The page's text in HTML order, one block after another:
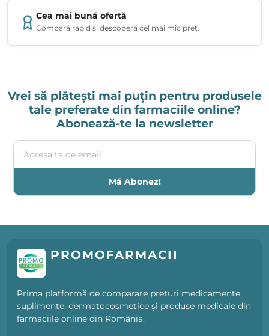
Cea mai bună ofertă
Compară rapid și descoperă cel mai mic preț.
Vrei să plătești mai puțin pentru produsele
tale preferate din farmaciile online?
Abonează-te la newsletter
Adresa ta de email
Mă Abonez!
PROMOFARMACII
Prima platformă de comparare prețuri medicamente,
suplimente, dermatocosmetice și produse medicale din
farmaciile online din România.